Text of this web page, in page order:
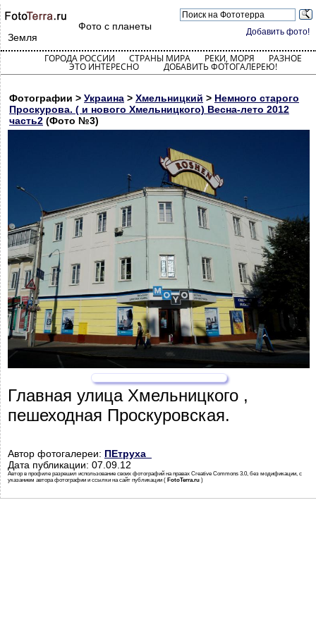
Добавить фото!
Фото с планеты
Земля
ГОРОДА РОССИИ СТРАНЫ МИРА РЕКИ, МОРЯ РАЗНОЕ
ЭТО ИНТЕРЕСНО ДОБАВИТЬ ФОТОГАЛЕРЕЮ!
Фотографии > Украина > Хмельницкий > Немного старого
Проскурова. ( и нового Хмельницкого) Весна-лето 2012
часть2 (Фото №3)
Главная улица Хмельницкого ,
пешеходная Проскуровская.
Автор фотогалереи: ПЕтруха_
Дата публикации: 07.09.12
Автор в профиле разрешил использование своих фотографий на правах Creative Commons 3.0, без модификации, с
указанием автора фотографии и ссылки на сайт публикации ( FotoTerra.ru )